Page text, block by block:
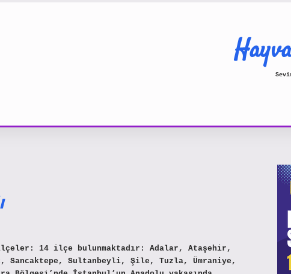
ilçeler: 14 ilçe bulunmaktadır: Adalar, Ataşehir,
Sancaktepe, Sultanbeyli, Şile, Tuzla, Ümraniye,